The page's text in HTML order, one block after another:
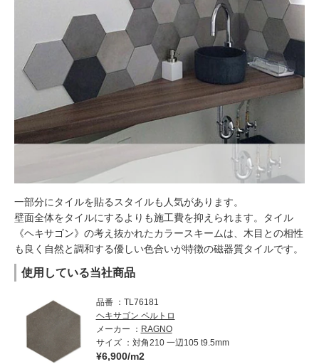
一部分にタイルを貼るスタイルも人気があります。
壁面全体をタイルにするよりも施工費を抑えられます。タイル
《ヘキサゴン》の考え抜かれたカラースキームは、木目との相性
も良く自然と調和する優しい色合いが特徴の磁器質タイルです。
使用している当社商品
品番
TL76181
ヘキサゴン ペルトロ
メーカー
RAGNO
サイズ
対角210 一辺105 t9.5mm
¥6,900/m2